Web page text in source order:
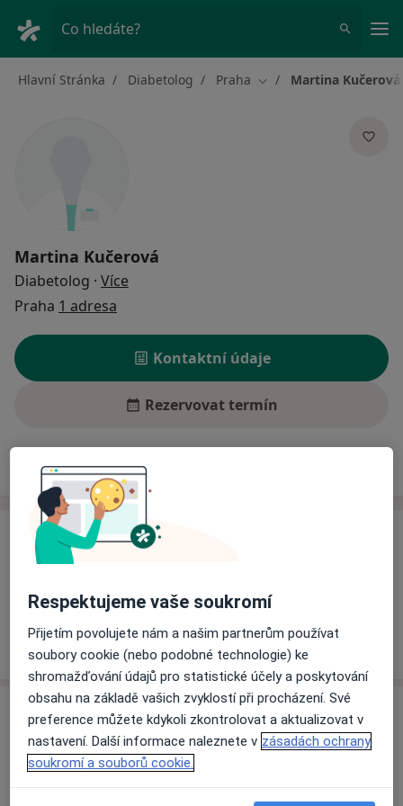
Co hledáte?
Hlavní Stránka Diabetolog Praha Změna města
Martina Kučerová
Martina Kučerová
Diabetolog · Více
Praha 1 adresa
Kontaktní údaje
Rezervovat termín
Ceník Adresy
Ceník
Tento specialista ještě nepřidával žádné informace o
Adresa
Poliklinika Mazurská
Mazurská 484/2, Praha
Respektujeme vaše soukromí
Přijetím povolujete nám a našim partnerům používat
soubory cookie (nebo podobné technologie) ke
shromažďování údajů pro statistické účely a poskytování
obsahu na základě vašich zvyklostí při procházení. Své
preference můžete kdykoli zkontrolovat a aktualizovat v
nastavení. Další informace naleznete v zásadách ochrany
soukromí a souborů cookie.